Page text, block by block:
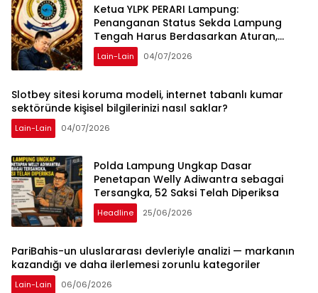
Ketua YLPK PERARI Lampung:
Penanganan Status Sekda Lampung
Tengah Harus Berdasarkan Aturan,
Bukan Tekanan Opini
Lain-Lain 04/07/2026
Slotbey sitesi koruma modeli, internet tabanlı kumar
sektöründe kişisel bilgilerinizi nasıl saklar?
Lain-Lain 04/07/2026
Polda Lampung Ungkap Dasar
Penetapan Welly Adiwantra sebagai
Tersangka, 52 Saksi Telah Diperiksa
Headline 25/06/2026
PariBahis-un uluslararası devleriyle analizi — markanın
kazandığı ve daha ilerlemesi zorunlu kategoriler
Lain-Lain 06/06/2026